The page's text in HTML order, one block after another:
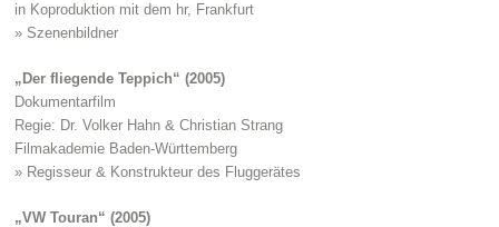
in Koproduktion mit dem hr, Frankfurt
» Szenenbildner
„Der fliegende Teppich“ (2005)
Dokumentarfilm
Regie: Dr. Volker Hahn & Christian Strang
Filmakademie Baden-Württemberg
» Regisseur & Konstrukteur des Fluggerätes
„VW Touran“ (2005)